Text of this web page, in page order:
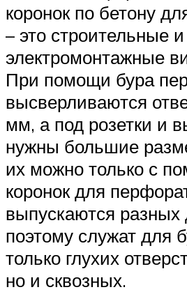
коронок по бетону
– это строительные и
электромонтажные
При помощи бура
высверливаются
мм, а под розетки и
нужны большие
их можно только с
коронок для
выпускаются разных
поэтому служат для
только глухих
но и сквозных.